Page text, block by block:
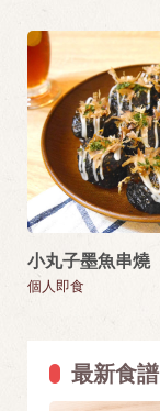
小丸子墨魚串燒
個人即食
最新食譜